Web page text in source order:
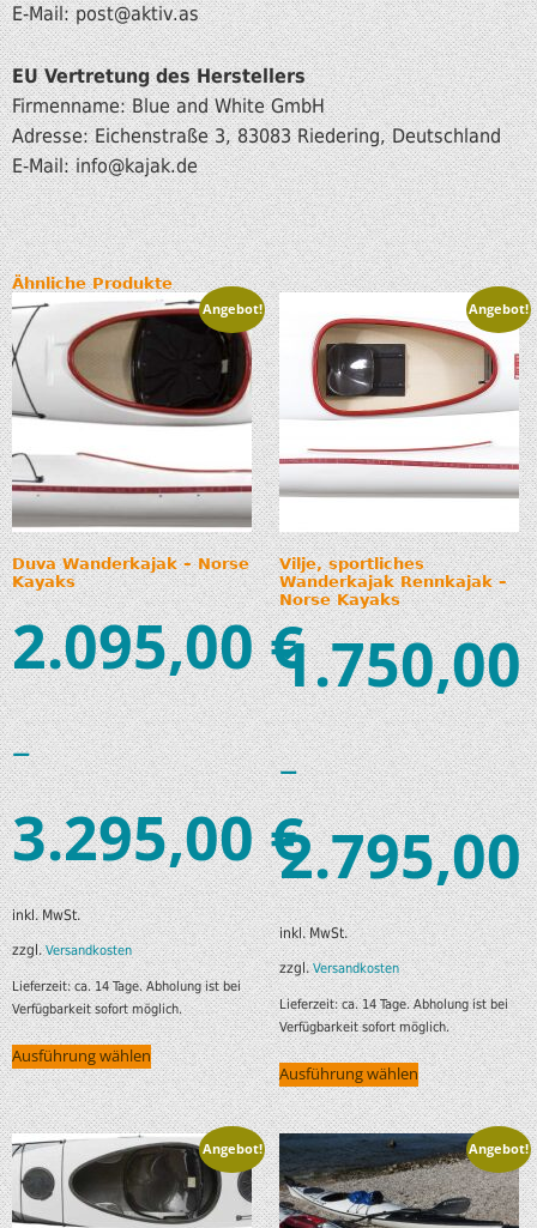
E-Mail: post@aktiv.as
EU Vertretung des Herstellers
Firmenname: Blue and White GmbH
Adresse: Eichenstraße 3, 83083 Riedering, Deutschland
E-Mail: info@kajak.de
Ähnliche Produkte
Angebot!
Duva Wanderkajak – Norse
Kayaks
2.095,00€
–
3.295,00€
inkl. MwSt.
zzgl.Versandkosten
Lieferzeit:ca. 14 Tage. Abholung ist bei
Verfügbarkeit sofort möglich.
Ausführung wählen
Angebot!
Vilje, sportliches
Wanderkajak Rennkajak –
Norse Kayaks
1.750,00
–
2.795,00
inkl. MwSt.
zzgl.Versandkosten
Lieferzeit:ca. 14 Tage. Abholung ist bei
Verfügbarkeit sofort möglich.
Ausführung wählen
Angebot! Angebot!